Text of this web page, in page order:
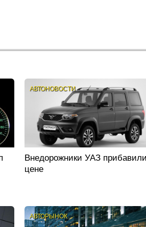
АВТОНОВОСТИ
Внедорожники УАЗ
цене
АВТОРЫНОК